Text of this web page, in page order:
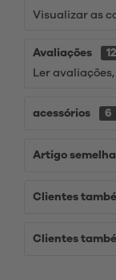
Visualizar as
Avaliações
Ler
acessórios 6
Artigo
Clientes
Clientes